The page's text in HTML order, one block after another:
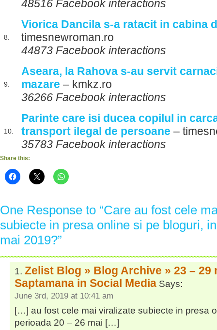
48516 Facebook interactions
8.
Viorica Dancila s-a ratacit in cabina
timesnewroman.ro
44873 Facebook interactions
9.
Aseara, la Rahova s-au servit
mazare – kmkz.ro
36266 Facebook interactions
10.
Parinte care isi ducea copilul in
transport ilegal de persoane –
35783 Facebook interactions
Share this:
One Response to “Care au fost cele
subiecte in presa online si pe bloguri,
mai 2019?”
Zelist Blog » Blog Archive » 23 – 29
Saptamana in Social Media Says:
June 3rd, 2019 at 10:41 am
[…] au fost cele mai viralizate subiecte in presa
perioada 20 – 26 mai […]